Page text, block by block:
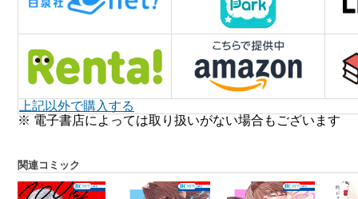
上記以外で購入する
※ 電子書店によっては取り扱いがない場合もございます
関連コミック